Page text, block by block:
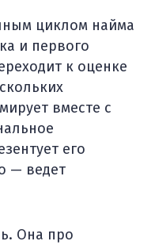
циклом найма
и первого
к оценке
вместе с
его
— ведет
Она про